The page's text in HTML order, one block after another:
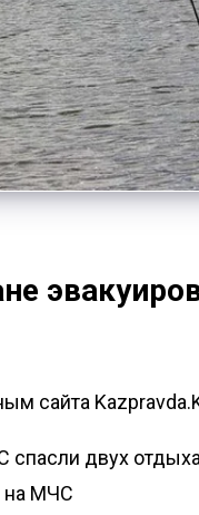
сайта
спасли двух
на МЧС